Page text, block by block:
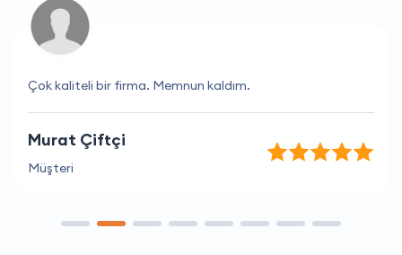
Çok kaliteli bir firma. Memnun kaldım.
Murat Çiftçi
Müşteri